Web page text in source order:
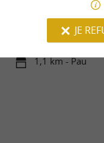
PARC À THÈMES À
VERT'TIGES,
parc multi-activités au
1,1 km - Pau
JE